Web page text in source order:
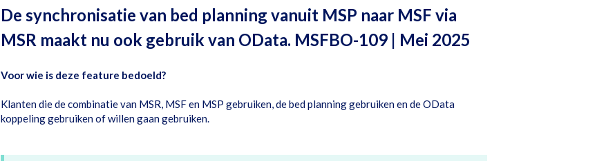
De synchronisatie van bed planning vanuit MSP naar MSF via
MSR maakt nu ook gebruik van OData. MSFBO-109 | Mei 2025
Voor wie is deze feature bedoeld?
Klanten die de combinatie van MSR, MSF en MSP gebruiken, de bed planning gebruiken en de OData
koppeling gebruiken of willen gaan gebruiken.